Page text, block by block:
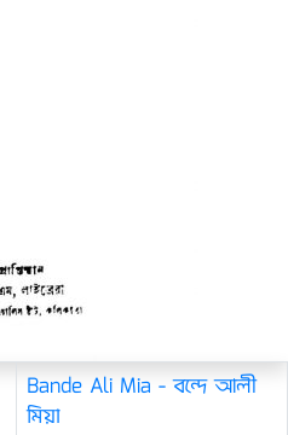
Bande Ali Mia - বন্দে আলী
মিয়া